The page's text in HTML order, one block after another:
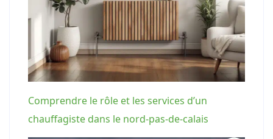
Comprendre le rôle et les services d’un
chauffagiste dans le nord-pas-de-calais